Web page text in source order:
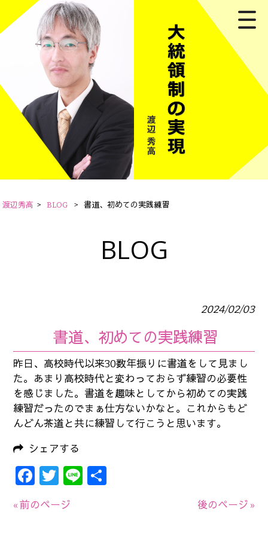
渡辺秀高 > BLOG > 書道、初めての実践練習
BLOG
2024/02/03
書道、初めての実践練習
昨日、高校時代以来30数年振りに書道をして見まし
た。あまり高校時代と変わっておらず練習の必要性
を感じました。書道を趣味としてから初めての実践
練習だったのでまぁ仕方ないかなと。これからもど
んどん茶道と共に練習して行こうと思います。
シェアする
Facebook
Twitter
Line
« 前のページ 後のページ »